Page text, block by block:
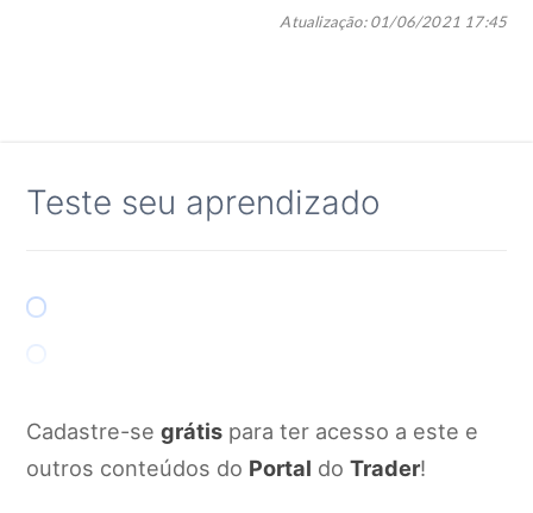
Atualização:01/06/2021 17:45
Teste seu aprendizado
Cadastre-se grátispara ter acesso a este e
outros conteúdos do Portal do Trader!